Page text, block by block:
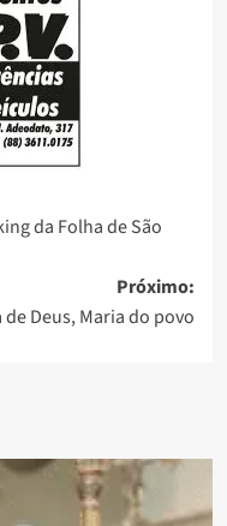
da Folha de São
Próximo:
Deus, Maria do povo